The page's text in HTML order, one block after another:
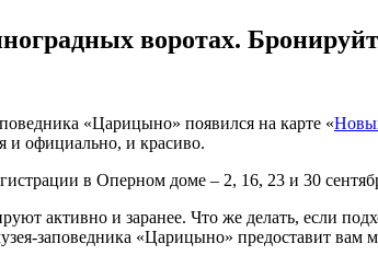
воротах.
«Царицыно» появился на карте «
и официально, и красиво.
в Оперном доме – 2, 16, 23 и 30
активно и заранее. Что же делать, если
заповедника «Царицыно» предоставит вам